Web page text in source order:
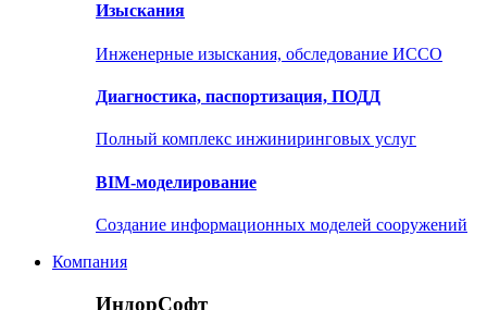
Изыскания
Инженерные изыскания, обследование ИССО
Диагностика, паспортизация, ПОДД
Полный комплекс инжиниринговых услуг
BIM-моделирование
Создание информационных моделей сооружений
Компания
ИндорСофт